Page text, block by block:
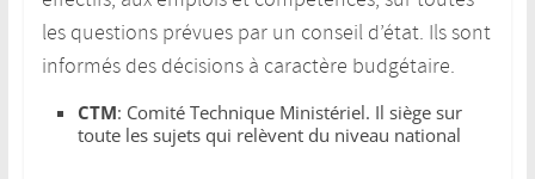
les questions prévues par un conseil d’état. Ils sont
informés des décisions à caractère budgétaire.
CTM: Comité Technique Ministériel. Il siège sur
toute les sujets qui relèvent du niveau national